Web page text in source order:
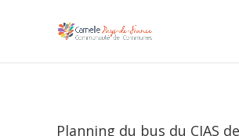
Planning du bus du CIAS